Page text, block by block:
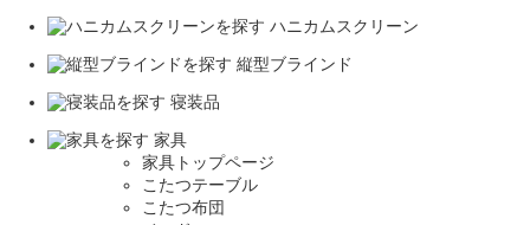
ハニカムスクリーン
縦型ブラインド
寝装品
家具
家具トップページ
こたつテーブル
こたつ布団